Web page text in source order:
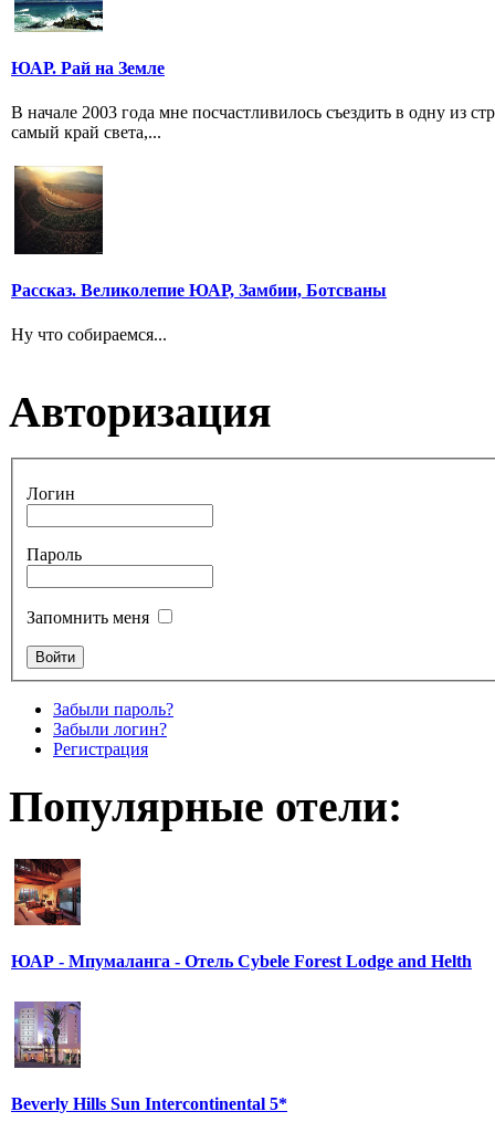
ЮАР. Рай на Земле
В начале 2003 года мне посчастливилось съездить в одну из
самый край света,...
Рассказ. Великолепие ЮАР, Замбии, Ботсваны
Ну что собираемся...
Авторизация
Логин
Пароль
Запомнить меня
Забыли пароль?
Забыли логин?
Регистрация
Популярные отели:
ЮАР - Мпумаланга - Отель Cybele Forest Lodge and Helth
Beverly Hills Sun Intercontinental 5*